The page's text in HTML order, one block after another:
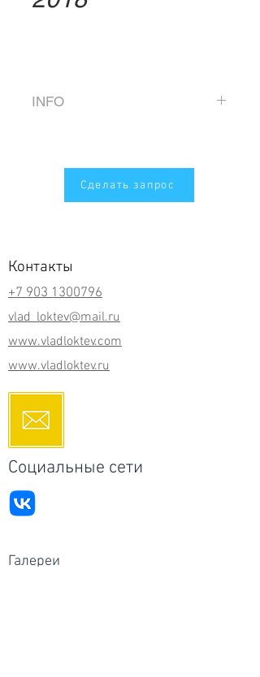
INFO
Edition of 5
Edition of 5
Сделать запрос
Контакты
+7 903 1300796
vlad_loktev@mail.ru
www.vladloktev.com
www.vladloktev.ru
Социальные сети
Галереи